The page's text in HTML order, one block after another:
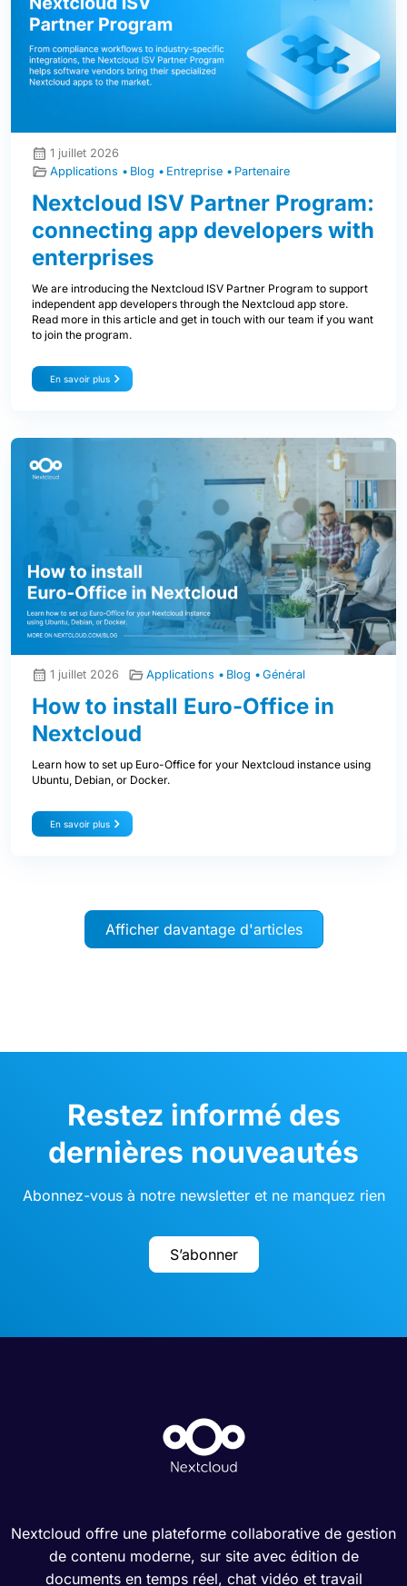
1 juillet 2026
Applications
Blog Entreprise Partenaire
Nextcloud ISV Partner Program:
connecting app developers with
enterprises
We are introducing the Nextcloud ISV Partner Program to support
independent app developers through the Nextcloud app store.
Read more in this article and get in touch with our team if you want
to join the program.
En savoir plus
1 juillet 2026 Applications Blog Général
How to install Euro-Office in
Nextcloud
Learn how to set up Euro-Office for your Nextcloud instance using
Ubuntu, Debian, or Docker.
En savoir plus
Afficher davantage d'articles
Restez informé des
dernières nouveautés
Abonnez-vous à notre newsletter et ne manquez rien
S’abonner
Nextcloud offre une plateforme collaborative de gestion
de contenu moderne, sur site avec édition de
documents en temps réel, chat vidéo et travail